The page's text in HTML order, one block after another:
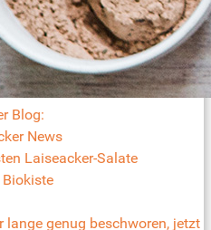
Blog:
News
Laiseacker-Salate
Biokiste
genug beschworen, jetzt